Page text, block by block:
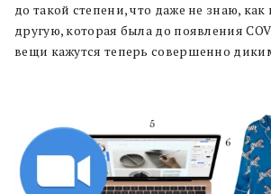
до такой степени, что даже не знаю, как
другую, которая была до появления
вещи кажутся теперь совершенно